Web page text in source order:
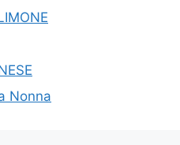
Nonna